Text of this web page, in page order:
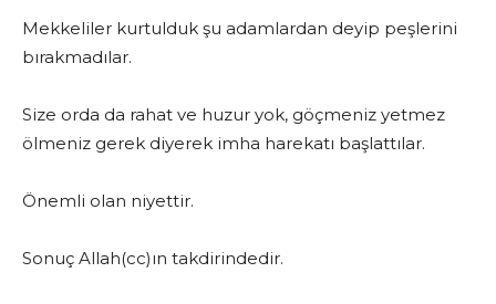
Mekkeliler kurtulduk şu adamlardan deyip peşlerini
bırakmadılar.
Size orda da rahat ve huzur yok, göçmeniz yetmez
ölmeniz gerek diyerek imha harekatı başlattılar.
Önemli olan niyettir.
Sonuç Allah(cc)ın takdirindedir.